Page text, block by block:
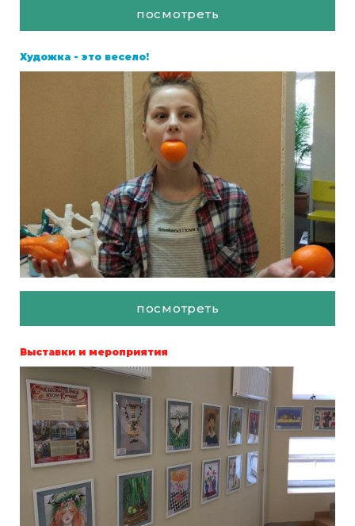
посмотреть
Художка - это весело!
посмотреть
Выставки и мероприятия